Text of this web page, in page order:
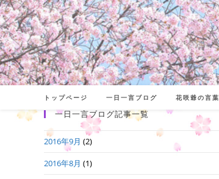
コ
ン
テ
ン
ツ
トップページ 一日一言ブログ 花咲爺の言葉
一日一言ブログ記事一覧
2016年9月 (2)
2016年8月 (1)